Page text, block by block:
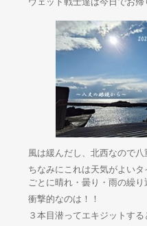
風は緩んだし、北西なので八
ちなみにこれは天気がよい
ごとに晴れ・曇り・雨の繰り
衝撃的なのは！！
３本目潜ってエキジットする